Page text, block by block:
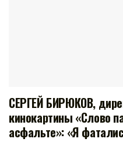
СЕРГЕЙ БИРЮКОВ,
кинокартины «Слово
асфальте»: «Я